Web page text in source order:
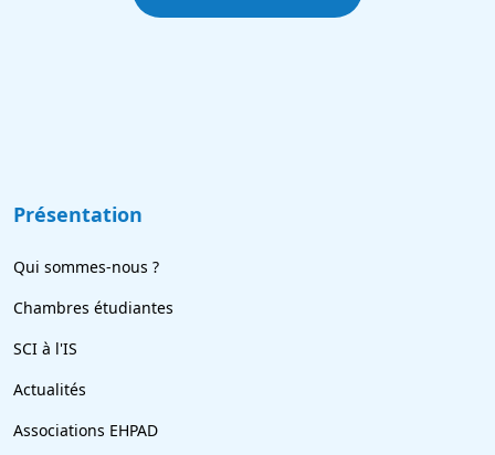
Présentation
Qui sommes-nous ?
Chambres étudiantes
SCI à l'IS
Actualités
Associations EHPAD